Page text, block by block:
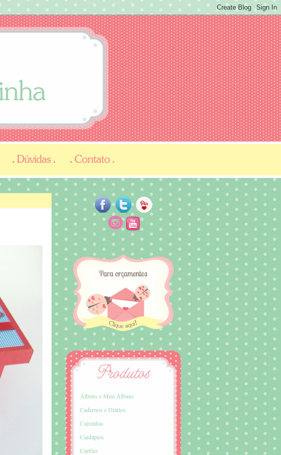
Álbuns e Mini Álbuns
Cadernos e Diários
Caixinhas
Cardápios
Cartões